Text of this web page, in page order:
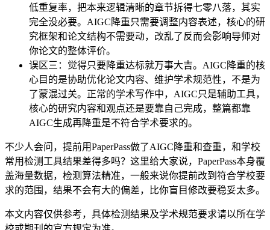
低重复率，把本来逻辑清晰的章节拆得七零八落，其实
完全没必要。AIGC降重只需要调整内容表述，核心的研
究框架和论文结构不需要动，改乱了反而会影响导师对
你论文的整体评价。
误区三：觉得只要降重达标就万事大吉。AIGC降重的核
心目的是协助优化论文内容、维护学术规范性，不是为
了蒙混过关。正常的学术写作中，AIGC只是辅助工具，
核心的研究内容和观点还是要靠自己完成，整篇都靠
AIGC生成再降重是不符合学术要求的。
不少人会问，提前用PaperPass做了AIGC降重和查重，和学校
常用检测工具结果差得多吗？这里给大家说，PaperPass本身覆
盖海量数据，检测算法精准，一般来说你提前改到符合学校要
求的范围，结果不会有大的偏差，比你盲目修改要稳妥太多。
本文内容仅供参考，具体检测结果及学术规范要求请以所在学